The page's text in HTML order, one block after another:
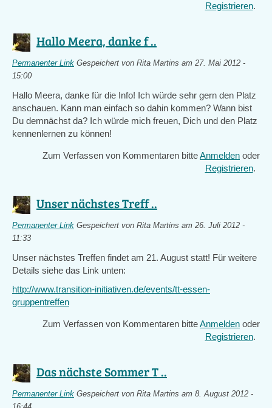
Registrieren.
Hallo Meera, danke f ..
Permanenter Link Gespeichert von Rita Martins am 27. Mai 2012 -
15:00
Hallo Meera, danke für die Info! Ich würde sehr gern den Platz
anschauen. Kann man einfach so dahin kommen? Wann bist
Du demnächst da? Ich würde mich freuen, Dich und den Platz
kennenlernen zu können!
Zum Verfassen von Kommentaren bitteAnmelden oder
Registrieren.
Unser nächstes Treff ..
Permanenter Link Gespeichert von Rita Martins am 26. Juli 2012 -
11:33
Unser nächstes Treffen findet am 21. August statt! Für weitere
Details siehe das Link unten:
http://www.transition-initiativen.de/events/tt-essen-
gruppentreffen
Zum Verfassen von Kommentaren bitteAnmelden oder
Registrieren.
Das nächste Sommer T ..
Permanenter Link Gespeichert von Rita Martins am 8. August 2012 -